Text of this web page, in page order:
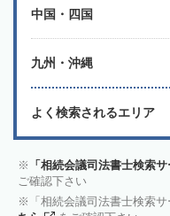
中国・四国
九州・沖縄
よく検索されるエリア
「相続会議司法書士検索
ご確認下さい
「相続会議司法書士検索